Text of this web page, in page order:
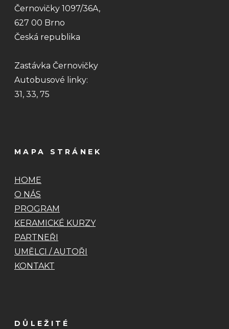
Černovičky 1097/36A,
627 00 Brno
Česká republika
Zastávka Černovičky
Autobusové linky:
31, 33, 75
MAPA STRÁNEK
HOME
O NÁS
PROGRAM
KERAMICKÉ KURZY
PARTNEŘI
UMĚLCI / AUTOŘI
KONTAKT
DŮLEŽITÉ